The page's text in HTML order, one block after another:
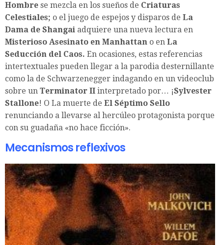
Hombre se mezcla en los sueños de Criaturas
Celestiales; o el juego de espejos y disparos de La
Dama de Shangai adquiere una nueva lectura en
Misterioso Asesinato en Manhattan o en La
Seducción del Caos. En ocasiones, estas referencias
intertextuales pueden llegar a la parodia desternillante
como la de Schwarzenegger indagando en un videoclub
sobre un Terminator II interpretado por… ¡Sylvester
Stallone! O La muerte de El Séptimo Sello
renunciando a llevarse al hercúleo protagonista porque
con su guadaña «no hace ficción».
Mecanismos reflexivos